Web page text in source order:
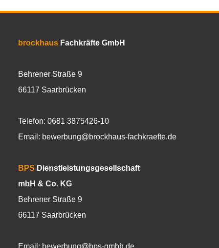
brockhaus Fachkräfte GmbH
Behrener Straße 9
66117 Saarbrücken
Telefon: 0681 3875426-10
Email: bewerbung@brockhaus-fachkraefte.de
BPS Dienstleistungsgesellschaft
mbH & Co. KG
Behrener Straße 9
66117 Saarbrücken
Email: bewerbung@bps-gmbh.de